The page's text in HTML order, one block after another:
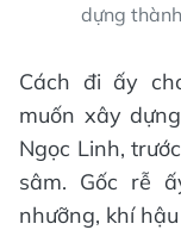
dựng
Cách đi ấy
muốn xây
Ngọc Linh,
sâm. Gốc rễ
nhưỡng, khí